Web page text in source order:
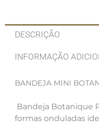
DESCRIÇÃO
INFORMAÇÃO
BANDEJA MINI
Bandeja Botanique
formas onduladas